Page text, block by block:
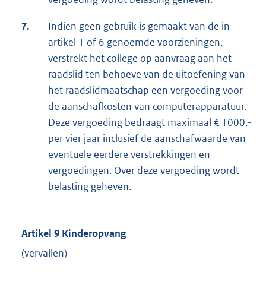
7.
Indien geen gebruik is gemaakt van de in
artikel 1 of 6 genoemde voorzieningen,
verstrekt het college op aanvraag aan het
raadslid ten behoeve van de uitoefening van
het raadslidmaatschap een vergoeding voor
de aanschafkosten van computerapparatuur.
Deze vergoeding bedraagt maximaal € 1000,-
per vier jaar inclusief de aanschafwaarde van
eventuele eerdere verstrekkingen en
vergoedingen. Over deze vergoeding wordt
belasting geheven.
Artikel 9 Kinderopvang
(vervallen)